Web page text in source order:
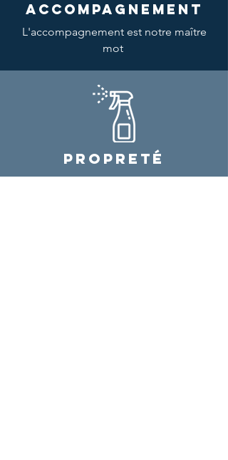
ACCOMPAGNEMENT
L'accompagnement est notre maître
mot
PROPRETÉ
Le respect, la propreté et l'entretien de